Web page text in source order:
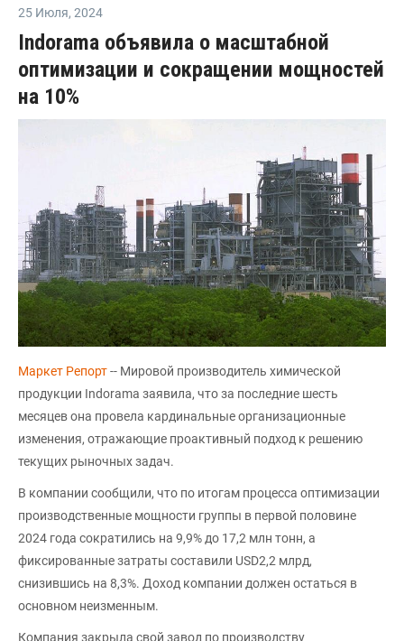
25 Июля, 2024
Indorama объявила о масштабной
оптимизации и сокращении мощностей
на 10%
Маркет Pепорт-- Мировой производитель химической
продукции Indorama заявила, что за последние шесть
месяцев она провела кардинальные организационные
изменения, отражающие проактивный подход к решению
текущих рыночных задач.
В компании сообщили, что по итогам процесса оптимизации
производственные мощности группы в первой половине
2024 года сократились на 9,9% до 17,2 млн тонн, а
фиксированные затраты составили USD2,2 млрд,
снизившись на 8,3%. Доход компании должен остаться в
основном неизменным.
Компания закрыла свой завод по производству